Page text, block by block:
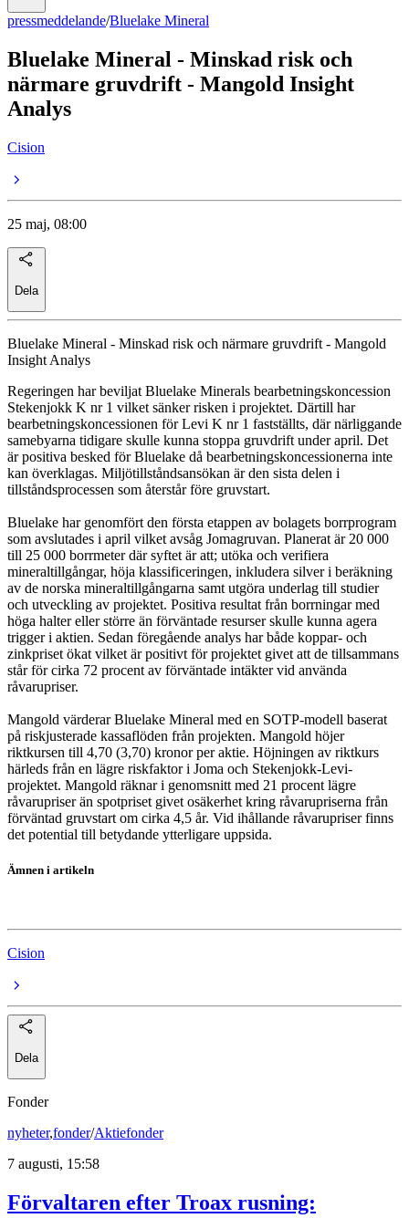
pressmeddelande/Bluelake Mineral
Bluelake Mineral - Minskad risk och
närmare gruvdrift - Mangold Insight
Analys
Cision
25 maj, 08:00
Dela
Bluelake Mineral - Minskad risk och närmare gruvdrift - Mangold
Insight Analys
Regeringen har beviljat Bluelake Minerals bearbetningskoncession
Stekenjokk K nr 1 vilket sänker risken i projektet. Därtill har
bearbetningskoncessionen för Levi K nr 1 fastställts, där närliggande
samebyarna tidigare skulle kunna stoppa gruvdrift under april. Det
är positiva besked för Bluelake då bearbetningskoncessionerna inte
kan överklagas. Miljötillståndsansökan är den sista delen i
tillståndsprocessen som återstår före gruvstart.
Bluelake har genomfört den första etappen av bolagets borrprogram
som avslutades i april vilket avsåg Jomagruvan. Planerat är 20 000
till 25 000 borrmeter där syftet är att; utöka och verifiera
mineraltillgångar, höja klassificeringen, inkludera silver i beräkning
av de norska mineraltillgångarna samt utgöra underlag till studier
och utveckling av projektet. Positiva resultat från borrningar med
höga halter eller större än förväntade resurser skulle kunna agera
trigger i aktien. Sedan föregående analys har både koppar- och
zinkpriset ökat vilket är positivt för projektet givet att de tillsammans
står för cirka 72 procent av förväntade intäkter vid använda
råvarupriser.
Mangold värderar Bluelake Mineral med en SOTP-modell baserat
på riskjusterade kassaflöden från projekten. Mangold höjer
riktkursen till 4,70 (3,70) kronor per aktie. Höjningen av riktkurs
härleds från en lägre riskfaktor i Joma och Stekenjokk-Levi-
projektet. Mangold räknar i genomsnitt med 21 procent lägre
råvarupriser än spotpriset givet osäkerhet kring råvarupriserna från
förväntad gruvstart om cirka 4,5 år. Vid ihållande råvarupriser finns
det potential till betydande ytterligare uppsida.
Ämnen i artikeln
Cision
Dela
Fonder
nyheter,fonder/Aktiefonder
7 augusti, 15:58
Förvaltaren efter Troax rusning: